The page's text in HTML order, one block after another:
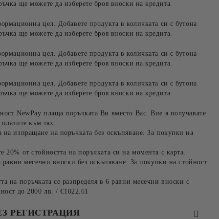
ще можете да изберете броя вноски на кредита.
цел. Добавете продукта в количката си с бутона
ще можете да изберете броя вноски на кредита.
цел. Добавете продукта в количката си с бутона
ще можете да изберете броя вноски на кредита.
цел. Добавете продукта в количката си с бутона
ще можете да изберете броя вноски на кредита.
NewPay плаща поръчката Ви вместо Вас. Вие я получавате
към тях:
изпращане на поръчката без оскъпяване. За покупки на
от стойността на поръчката си на момента с карта.
равни месечни вноски без оскъпяване. За покупки на стойност
на поръчката се разпределя в 6 равни месечни вноски с
до 2000 лв. / €1022.61
РЕГИСТРАЦИЯ